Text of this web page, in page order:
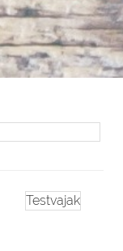
Testvajak